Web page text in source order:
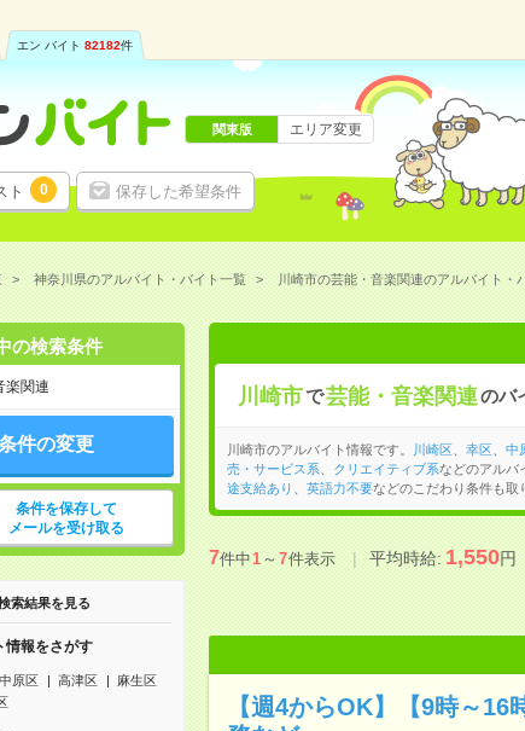
エン バイト 82182件
ト 0 保存した希望条件
関東版 エリア変更
神奈川県のアルバイト・バイト一覧 川崎市の芸能・音楽関連のアルバイト・
の検索条件
楽関連
件の変更
条件を保存して
メールを受け取る
索結果を見る
情報をさがす
中原区 高津区
麻生区
川崎市で芸能・音楽関連のバ
川崎市のアルバイト情報です。 川崎区、 幸区、 中
売・サービス系
クリエイティブ系などのアルバ
途支給あり
英語力不要などのこだわり条件も取
7件中1～7件表示 平均時給:1,550円
【週4からOK】【9時～